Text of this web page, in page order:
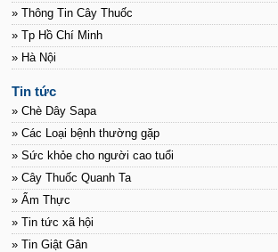
» Thông Tin Cây Thuốc
» Tp Hồ Chí Minh
» Hà Nội
Tin tức
» Chè Dây Sapa
» Các Loại bệnh thường gặp
» Sức khỏe cho người cao tuổi
» Cây Thuốc Quanh Ta
» Ẩm Thực
» Tin tức xã hội
» Tin Giật Gân